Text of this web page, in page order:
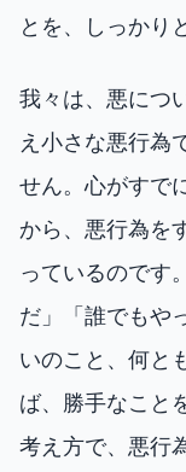
とを、しっかり
我々は、悪につ
え小さな悪行為
せん。心がすで
から、悪行為を
っているのです
だ」「誰でもや
いのこと、何と
ば、勝手なこと
考え方で、悪行